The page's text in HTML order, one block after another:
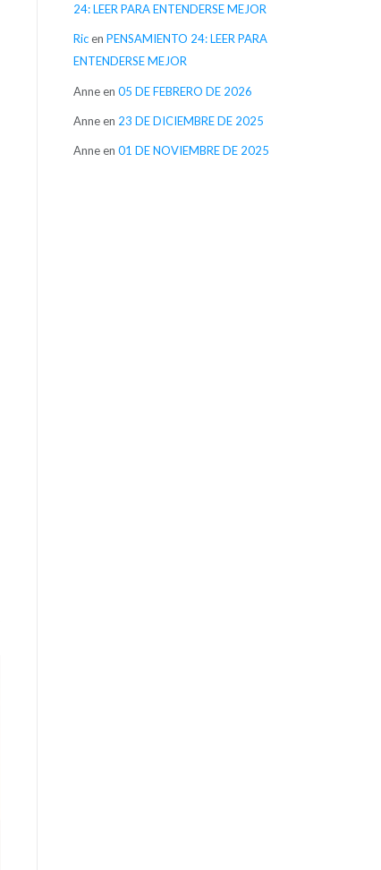
24: LEER PARA ENTENDERSE MEJOR
Ricen PENSAMIENTO 24: LEER PARA
ENTENDERSE MEJOR
Anneen 05 DE FEBRERO DE 2026
Anneen 23 DE DICIEMBRE DE 2025
Anneen 01 DE NOVIEMBRE DE 2025